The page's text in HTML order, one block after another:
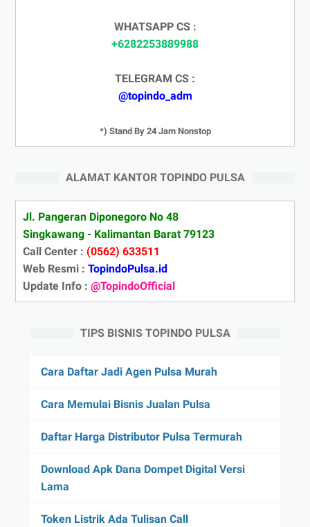
WHATSAPP CS :
+6282253889988
TELEGRAM CS :
@topindo_adm
*) Stand By 24 Jam Nonstop
ALAMAT KANTOR TOPINDO PULSA
Jl. Pangeran Diponegoro No 48
Singkawang - Kalimantan Barat 79123
Call Center : (0562) 633511
Web Resmi : TopindoPulsa.id
Update Info : @TopindoOfficial
TIPS BISNIS TOPINDO PULSA
Cara Daftar Jadi Agen Pulsa Murah
Cara Memulai Bisnis Jualan Pulsa
Daftar Harga Distributor Pulsa Termurah
Download Apk Dana Dompet Digital Versi
Lama
Token Listrik Ada Tulisan Call